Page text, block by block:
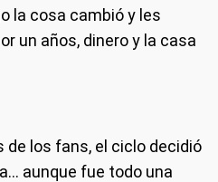
la cosa cambió y les
un años, dinero y la casa
de los fans, el ciclo decidió
aunque fue todo una